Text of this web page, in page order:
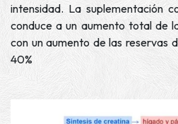
intensidad. La suplementación
conduce a un aumento total de
con un aumento de las reservas
40%